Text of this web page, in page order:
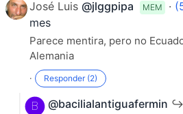
José Luis @jlggpipa MEM ·
mes
Parece mentira, pero no
Alemania
· Responder (2)
@bacilialantiguafermin ↪